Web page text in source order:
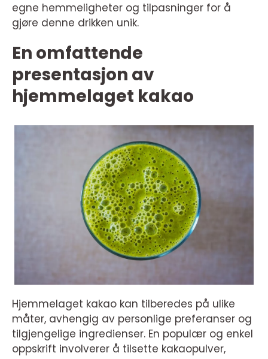
egne hemmeligheter og tilpasninger for å
gjøre denne drikken unik.
En omfattende
presentasjon av
hjemmelaget kakao
Hjemmelaget kakao kan tilberedes på ulike
måter, avhengig av personlige preferanser og
tilgjengelige ingredienser. En populær og enkel
oppskrift involverer å tilsette kakaopulver,